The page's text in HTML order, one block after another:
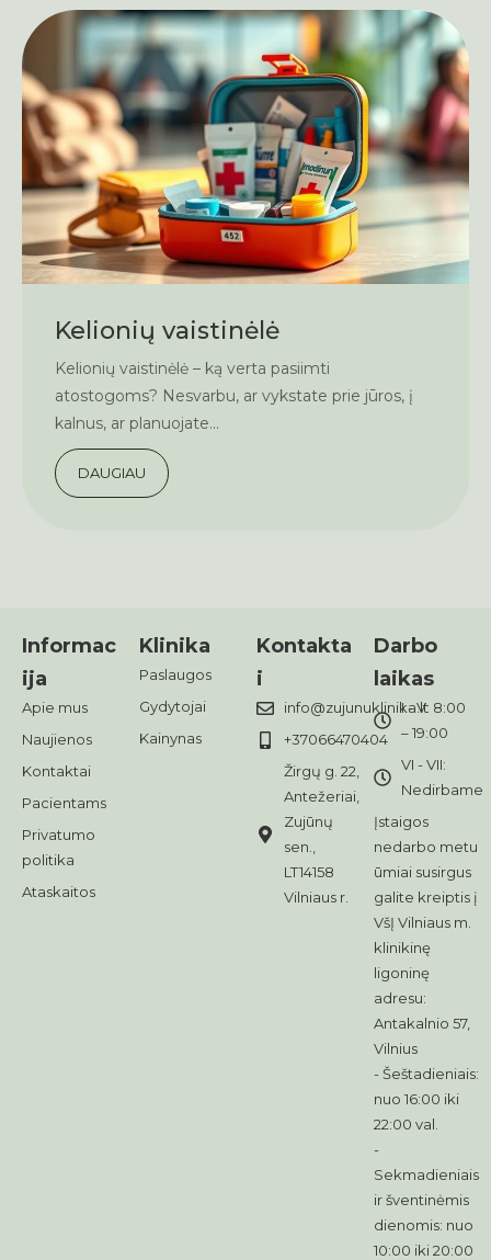
Kelionių vaistinėlė
Kelionių vaistinėlė – ką verta pasiimti
atostogoms? Nesvarbu, ar vykstate prie jūros, į
kalnus, ar planuojate...
DAUGIAU
Informac
ija
Apie mus
Naujienos
Kontaktai
Pacientams
Privatumo
politika
Ataskaitos
Klinika
Paslaugos
Gydytojai
Kainynas
Kontakta
i
info@zujunuklinika.lt
+37066470404
Žirgų g. 22,
Antežeriai,
Zujūnų
sen.,
LT14158
Vilniaus r.
Darbo
laikas
I - V: 8:00
– 19:00
VI - VII:
Nedirbame
Įstaigos
nedarbo metu
ūmiai susirgus
galite kreiptis į
VšĮ Vilniaus m.
klinikinę
ligoninę
adresu:
Antakalnio 57,
Vilnius
- Šeštadieniais:
nuo 16:00 iki
22:00 val.
-
Sekmadieniais
ir šventinėmis
dienomis: nuo
10:00 iki 20:00